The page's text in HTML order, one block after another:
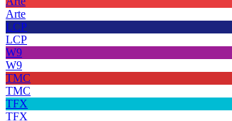
Arte
LCP
LCP
W9
W9
TMC
TMC
TFX
TFX